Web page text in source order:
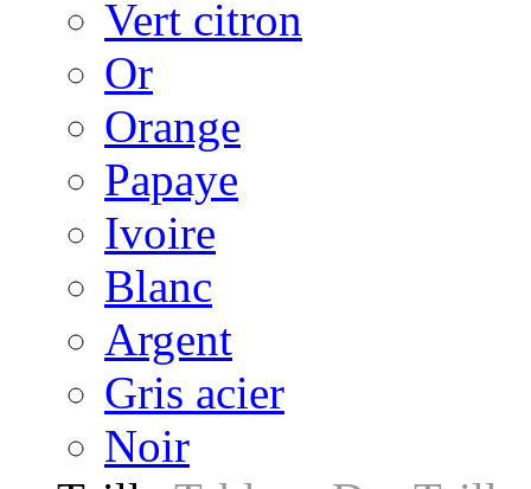
Vert citron
Or
Orange
Papaye
Ivoire
Blanc
Argent
Gris acier
Noir